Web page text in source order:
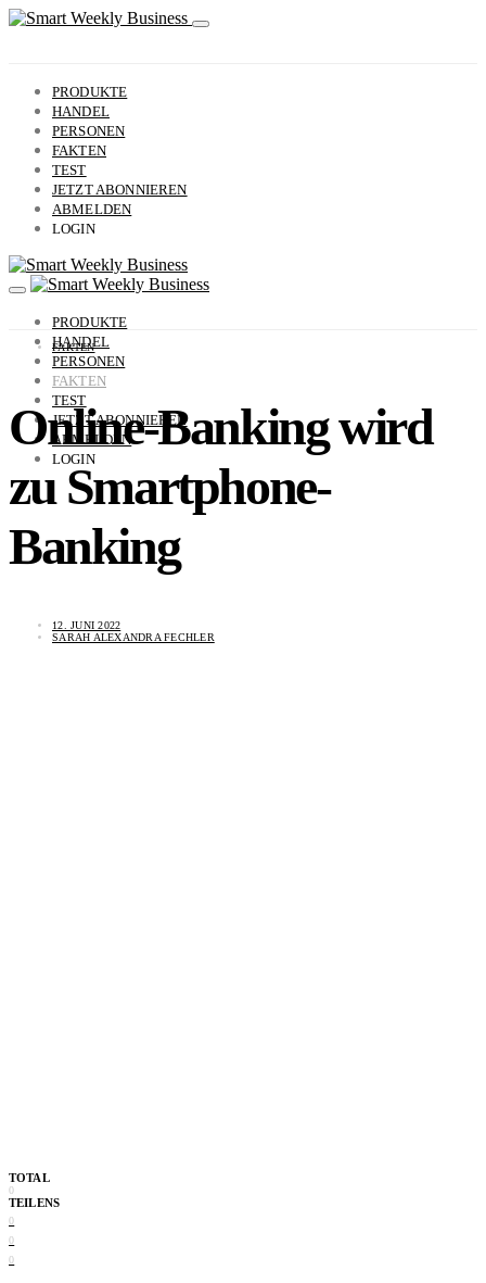
PRODUKTE
HANDEL
PERSONEN
FAKTEN
TEST
JETZT ABONNIEREN
ABMELDEN
LOGIN
PRODUKTE
HANDEL
PERSONEN
FAKTEN
TEST
JETZT ABONNIEREN
ABMELDEN
LOGIN
FAKTEN
Online-Banking wird
zu Smartphone-
Banking
12. JUNI 2022
SARAH ALEXANDRA FECHLER
TOTAL
0
TEILENS
0
0
0